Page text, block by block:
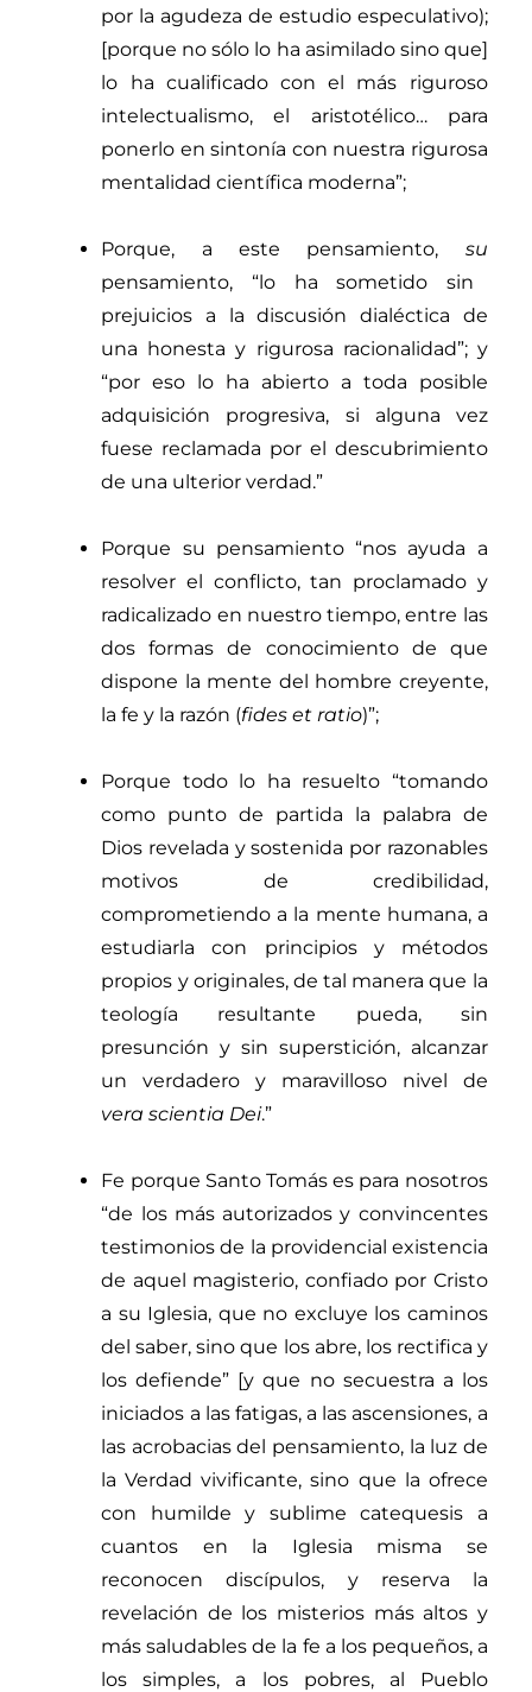
por la agudeza de estudio especulativo);
[porque no sólo lo ha asimilado sino que]
lo ha cualificado con el más riguroso
intelectualismo, el aristotélico… para
ponerlo en sintonía con nuestra rigurosa
mentalidad científica moderna”;
Porque, a este pensamiento, su
pensamiento, “lo ha sometido sin
prejuicios a la discusión dialéctica de
una honesta y rigurosa racionalidad”; y
“por eso lo ha abierto a toda posible
adquisición progresiva, si alguna vez
fuese reclamada por el descubrimiento
de una ulterior verdad.”
Porque su pensamiento “nos ayuda a
resolver el conflicto, tan proclamado y
radicalizado en nuestro tiempo, entre las
dos formas de conocimiento de que
dispone la mente del hombre creyente,
la fe y la razón (fides et ratio)”;
Porque todo lo ha resuelto “tomando
como punto de partida la palabra de
Dios revelada y sostenida por razonables
motivos de credibilidad,
comprometiendo a la mente humana, a
estudiarla con principios y métodos
propios y originales, de tal manera que la
teología resultante pueda, sin
presunción y sin superstición, alcanzar
un verdadero y maravilloso nivel de
vera scientia Dei.”
Fe porque Santo Tomás es para nosotros
“de los más autorizados y convincentes
testimonios de la providencial existencia
de aquel magisterio, confiado por Cristo
a su Iglesia, que no excluye los caminos
del saber, sino que los abre, los rectifica y
los defiende” [y que no secuestra a los
iniciados a las fatigas, a las ascensiones, a
las acrobacias del pensamiento, la luz de
la Verdad vivificante, sino que la ofrece
con humilde y sublime catequesis a
cuantos en la Iglesia misma se
reconocen discípulos, y reserva la
revelación de los misterios más altos y
más saludables de la fe a los pequeños, a
los simples, a los pobres, al Pueblo